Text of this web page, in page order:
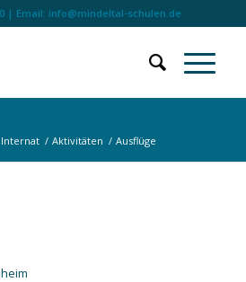
0 | Email: info@mindeltal-schulen.de
Internat / Aktivitäten / Ausflüge